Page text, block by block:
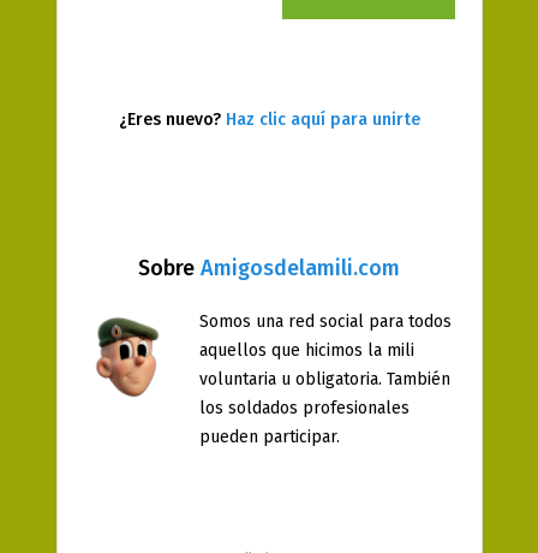
Sobre Amigosdelamili.com
Somos una red social para todos
aquellos que hicimos la mili
voluntaria u obligatoria. También
los soldados profesionales
pueden participar.
¿Eres nuevo? Haz clic aquí para unirte